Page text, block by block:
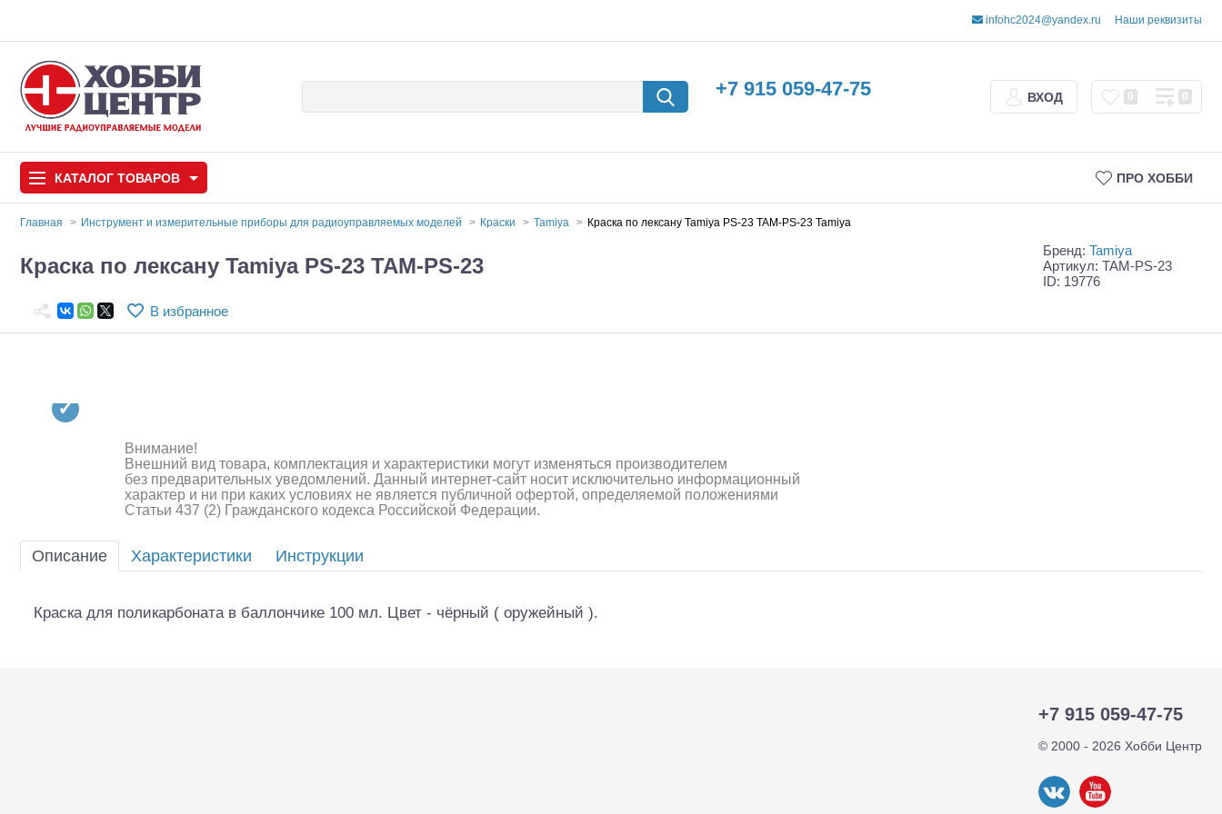
infohc2024@yandex.ru Наши реквизиты
+7 915 059-47-75 ВХОД 0 0
КАТАЛОГ ТОВАРОВ ПРО ХОББИ
Игрушки
Квадрокоптеры
Аккумуляторы и батарейки
питания
Автомодели для сборки
Машины с
Трофи Шорт-корсы
ДВС модели
Главная Инструмент и измерительные приборы для радиоуправляемых моделей Краски Tamiya Краска по лексану Tamiya PS-23 TAM-PS-23 Tamiya
Краска по лексану Tamiya PS-23 TAM-PS-23
Бренд: Tamiya
Артикул: TAM-PS-23
ID: 19776
В избранное
Внимание!
Внешний вид товара, комплектация и характеристики могут изменяться производителем
без предварительных уведомлений. Данный интернет-сайт носит исключительно информационный
характер и ни при каких условиях не является публичной офертой, определяемой положениями
Статьи 437 (2) Гражданского кодекса Российской Федерации.
Описание Характеристики Инструкции
Краска для поликарбоната в баллончике 100 мл. Цвет - чёрный ( оружейный ).
+7 915 059-47-75
© 2000 - 2026 Хобби Центр